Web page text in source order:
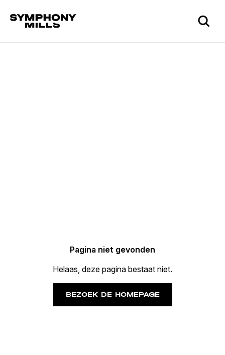
Pagina niet gevonden
Helaas, deze pagina bestaat niet.
BEZOEK DE HOMEPAGE